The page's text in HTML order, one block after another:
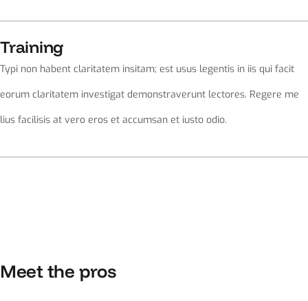
Training
Typi non habent claritatem insitam; est usus legentis in iis qui facit
eorum claritatem investigat demonstraverunt lectores. Regere me
lius facilisis at vero eros et accumsan et iusto odio.
Meet the pros